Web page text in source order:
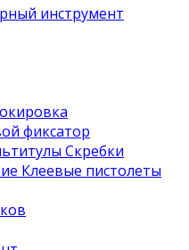
инструмент
фиксатор
Скребки
Клеевые пистолеты